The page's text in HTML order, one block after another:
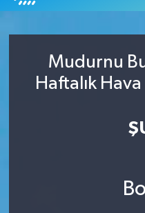
Mudurnu
Haftalık
Tüm Manşetler
Son Dakika